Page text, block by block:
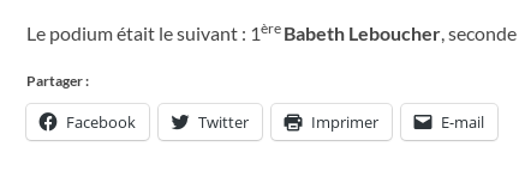
Le podium était le suivant : 1ère Babeth Leboucher , seconde
Partager :
Facebook Twitter Imprimer E-mail